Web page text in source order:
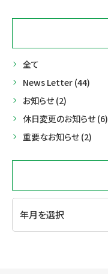
送
り 全て
News Letter (44)
お知らせ (2)
休日変更のお知らせ (6)
重要なお知らせ (2)